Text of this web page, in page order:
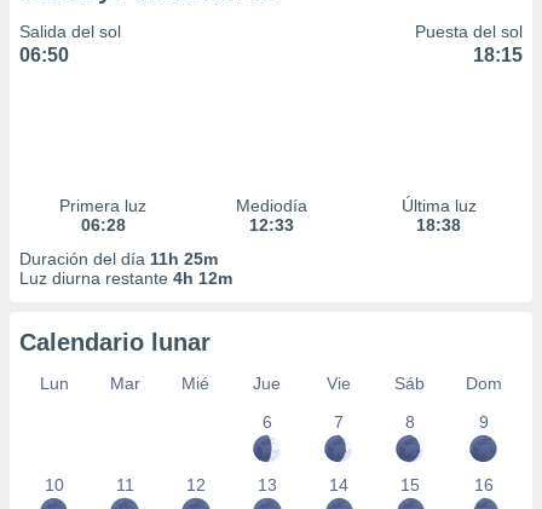
Salida del sol
06:50
Puesta del sol
18:15
Primera luz
06:28
Mediodía
12:33
Última luz
18:38
Duración del día 11h 25m
Luz diurna restante 4h 12m
Calendario lunar
Lun Mar Mié Jue Vie Sáb
Dom
6
7 8 9
10 11 12 13 14 15 16